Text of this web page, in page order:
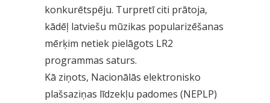
konkurētspēju. Turpretī citi prātoja,
kādēļ latviešu mūzikas popularizēšanas
mērķim netiek pielāgots LR2
programmas saturs.
Kā ziņots, Nacionālās elektronisko
plašsaziņas līdzekļu padomes (NEPLP)